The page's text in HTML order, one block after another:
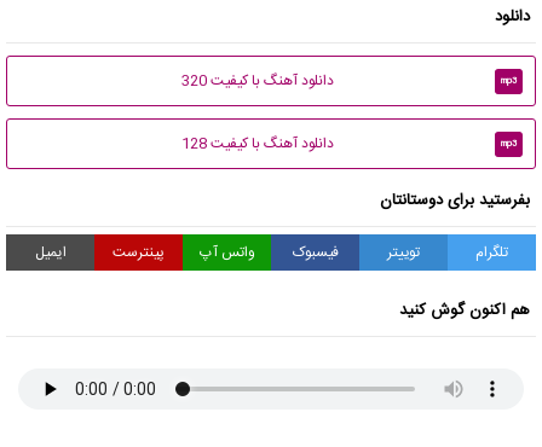
دانلود
mp3 دانلود آهنگ با کیفیت 320
mp3 دانلود آهنگ با کیفیت 128
بفرستید برای دوستانتان
تلگرام توییتر فیسبوک واتس آپ پینترست ایمیل
هم اکنون گوش کنید